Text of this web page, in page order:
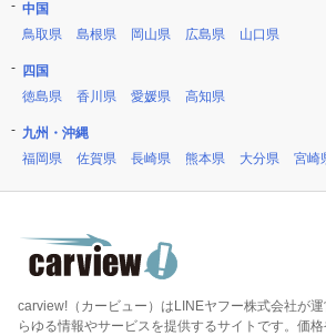
中国
鳥取県
島根県 岡山県 広島県 山口県
四国
徳島県
香川県 愛媛県 高知県
九州・沖縄
福岡県
佐賀県 長崎県 熊本県 大分県 宮崎
carview!（カービュー）はLINEヤフー株式会社が
らゆる情報やサービスを提供するサイトです。価